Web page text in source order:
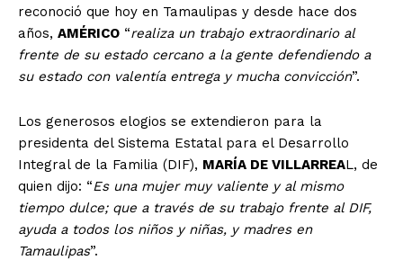
reconoció que hoy en Tamaulipas y desde hace dos
años, AMÉRICO “realiza un trabajo extraordinario al
frente de su estado cercano a la gente defendiendo a
su estado con valentía entrega y mucha convicción”.
Los generosos elogios se extendieron para la
presidenta del Sistema Estatal para el Desarrollo
Integral de la Familia (DIF), MARÍA DE VILLARREAL, de
quien dijo: “Es una mujer muy valiente y al mismo
tiempo dulce; que a través de su trabajo frente al DIF,
ayuda a todos los niños y niñas, y madres en
Tamaulipas”.